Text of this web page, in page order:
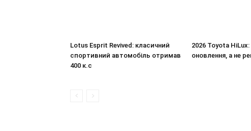
Lotus Esprit Revived: класичний
спортивний автомобіль отримав
400 к.с
2026 Toyota
оновлення, а не